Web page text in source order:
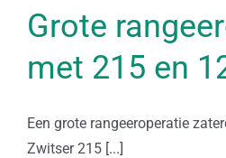
Grote
met 215 en
Een grote rangeeroperatie
Zwitser 215 [...]